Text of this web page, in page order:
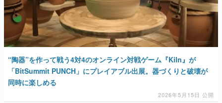
その他
電ファミニコゲーマーとは？
運営：株式会社マレ
“陶器”を作って戦う4対4のオンライン対戦ゲーム『Kiln』が
「BitSummit PUNCH」にプレイアブル出展。器づくりと破壊が
同時に楽しめる
2026年5月15日 公開